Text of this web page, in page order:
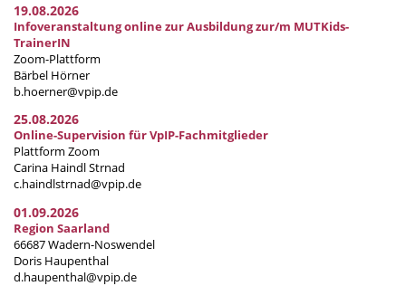
19.08.2026
Infoveranstaltung online zur Ausbildung zur/m MUTKids-
TrainerIN
Zoom-Plattform
Bärbel Hörner
b.hoerner@vpip.de
25.08.2026
Online-Supervision für VpIP-Fachmitglieder
Plattform Zoom
Carina Haindl Strnad
c.haindlstrnad@vpip.de
01.09.2026
Region Saarland
66687 Wadern-Noswendel
Doris Haupenthal
d.haupenthal@vpip.de